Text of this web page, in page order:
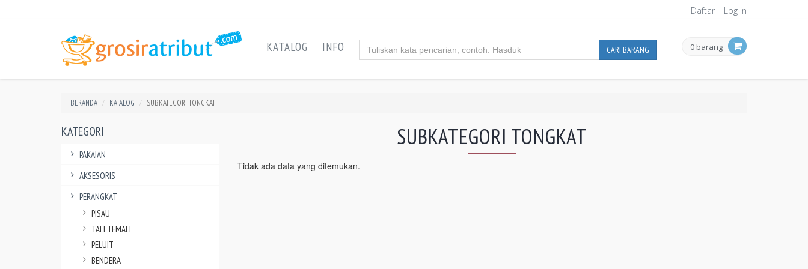
Daftar Log in
0 barang
KATALOG INFO CARI BARANG
BERANDA KATALOG SUBKATEGORI TONGKAT.
KATEGORI
PAKAIAN
AKSESORIS
PERANGKAT
PISAU
TALI TEMALI
PELUIT
BENDERA
SUBKATEGORI TONGKAT
Tidak ada data yang ditemukan.